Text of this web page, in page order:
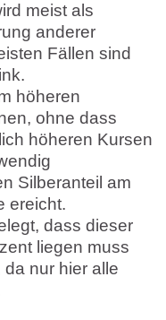
meist als
anderer
Fällen sind
höheren
ohne dass
höheren Kursen
Silberanteil am
ereicht.
dass dieser
liegen muss
nur hier alle